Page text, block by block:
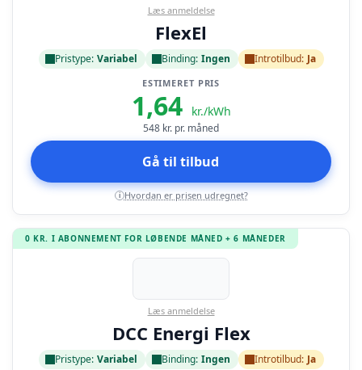
Læs anmeldelse
FlexEl
Pristype: Variabel Binding: Ingen Introtilbud: Ja
ESTIMERET PRIS
1,64 kr./kWh
548 kr. pr. måned
Gå til tilbud
i Hvordan er prisen udregnet?
0 KR. I ABONNEMENT FOR LØBENDE MÅNED + 6 MÅNEDER
Læs anmeldelse
DCC Energi Flex
Pristype: Variabel Binding: Ingen Introtilbud: Ja